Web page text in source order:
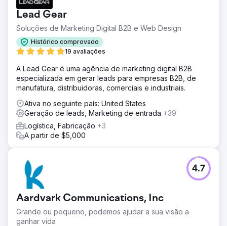
Lead Gear
Soluções de Marketing Digital B2B e Web Design
Histórico comprovado
19 avaliações
A Lead Gear é uma agência de marketing digital B2B
especializada em gerar leads para empresas B2B, de
manufatura, distribuidoras, comerciais e industriais.
Ativa no seguinte país: United States
Geração de leads, Marketing de entrada +39
Logística, Fabricação +3
A partir de $5,000
Aardvark Communications, Inc
Grande ou pequeno, podemos ajudar a sua visão a
ganhar vida
4.7